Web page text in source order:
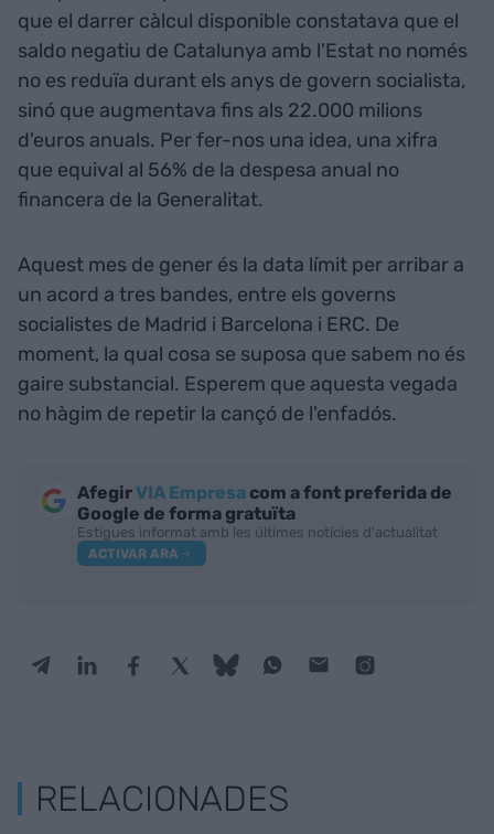
que el darrer càlcul disponible constatava que el
saldo negatiu de Catalunya amb l'Estat no només
no es reduïa durant els anys de govern socialista,
sinó que augmentava fins als 22.000 milions
d'euros anuals. Per fer-nos una idea, una xifra
que equival al 56% de la despesa anual no
financera de la Generalitat.
Aquest mes de gener és la data límit per arribar a
un acord a tres bandes, entre els governs
socialistes de Madrid i Barcelona i ERC. De
moment, la qual cosa se suposa que sabem no és
gaire substancial. Esperem que aquesta vegada
no hàgim de repetir la cançó de l'enfadós.
AfegirVIA Empresa com a font preferida de
Google de forma gratuïta
Estigues informat amb les últimes notícies d'actualitat
ACTIVAR ARA
RELACIONADES